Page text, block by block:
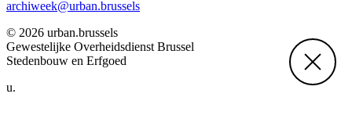
archiweek@urban.brussels
© 2026 urban.brussels
Gewestelijke Overheidsdienst Brussel
Stedenbouw en Erfgoed
u.